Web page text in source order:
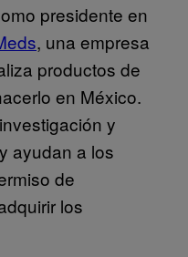
presidente en
, una empresa
productos de
en México.
y
ayudan a los
de
los